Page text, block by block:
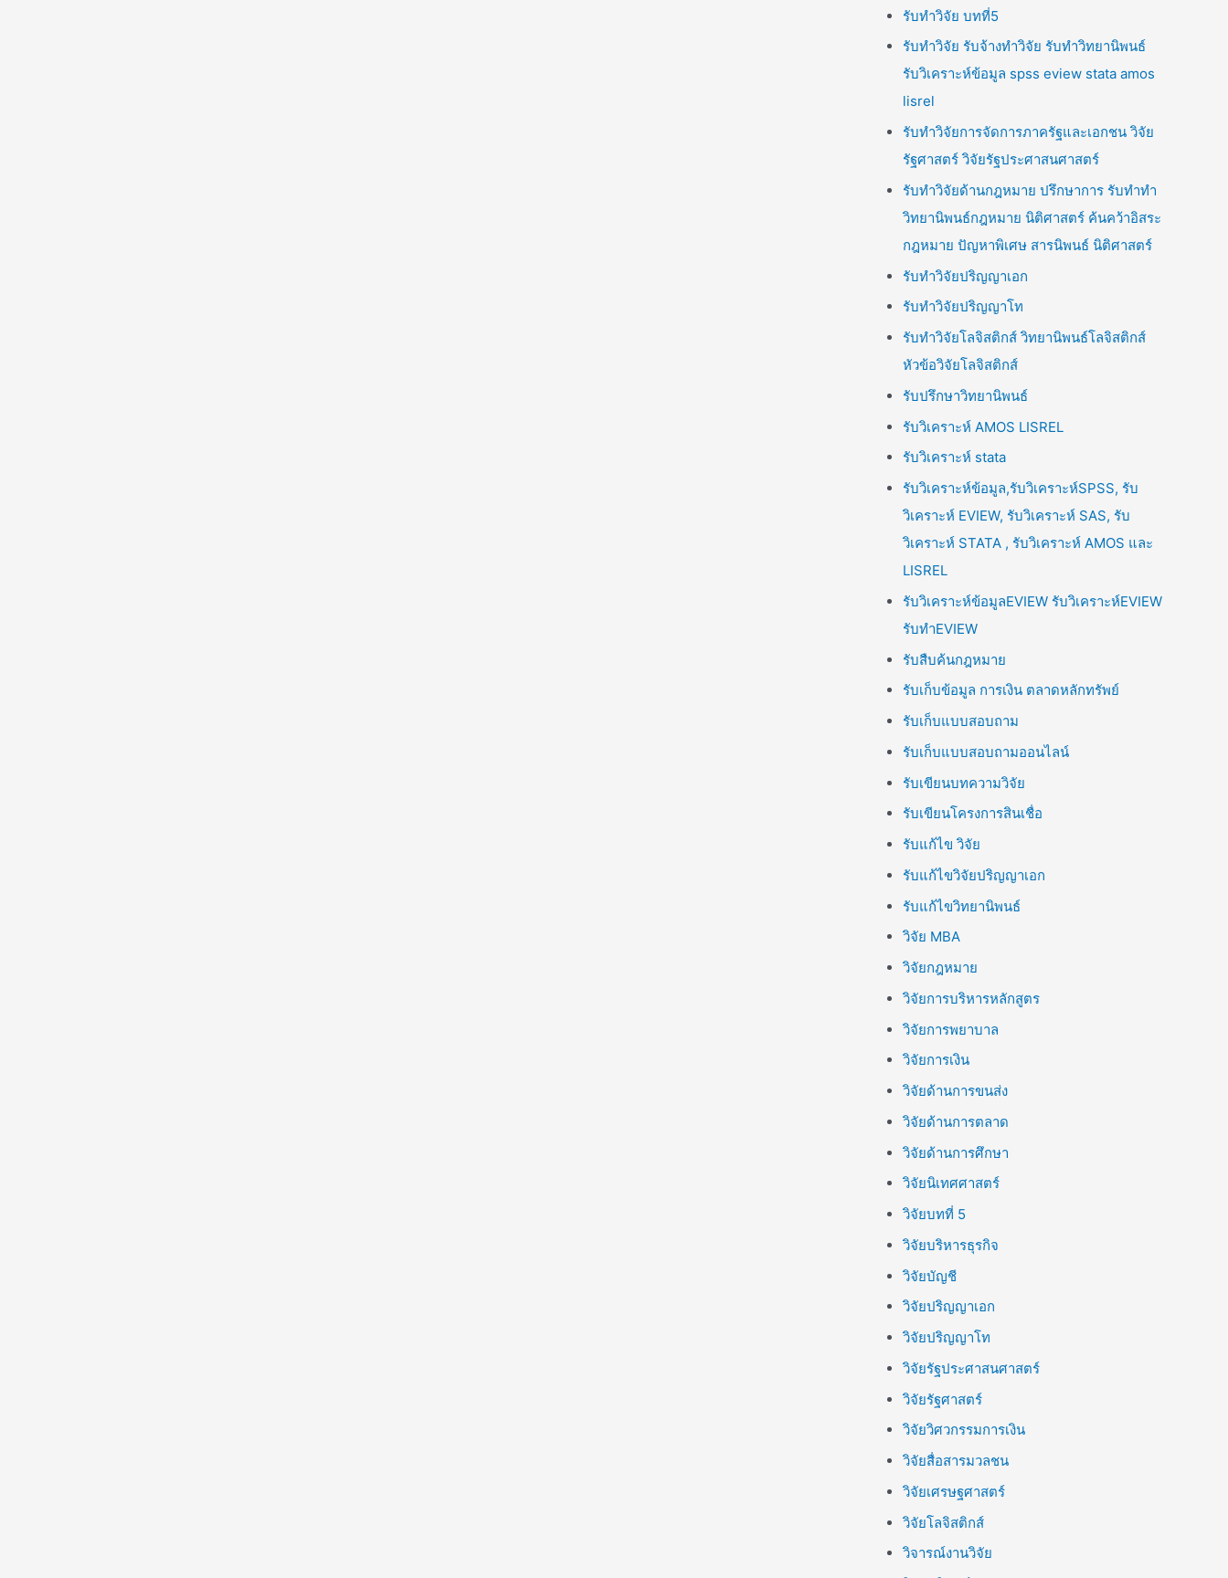
รับทำวิจัย บทที่5
รับทำวิจัย รับจ้างทำวิจัย รับทำวิทยานิพนธ์
รับวิเคราะห์ข้อมูล spss eview stata amos
lisrel
รับทำวิจัยการจัดการภาครัฐและเอกชน วิจัย
รัฐศาสตร์ วิจัยรัฐประศาสนศาสตร์
รับทำวิจัยด้านกฎหมาย ปรึกษาการ รับทำทำ
วิทยานิพนธ์กฎหมาย นิติศาสตร์ ค้นคว้าอิสระ
กฎหมาย ปัญหาพิเศษ สารนิพนธ์ นิติศาสตร์
รับทำวิจัยปริญญาเอก
รับทำวิจัยปริญญาโท
รับทำวิจัยโลจิสติกส์ วิทยานิพนธ์โลจิสติกส์
หัวข้อวิจัยโลจิสติกส์
รับปรึกษาวิทยานิพนธ์
รับวิเคราะห์ AMOS LISREL
รับวิเคราะห์ stata
รับวิเคราะห์ข้อมูล,รับวิเคราะห์SPSS, รับ
วิเคราะห์ EVIEW, รับวิเคราะห์ SAS, รับ
วิเคราะห์ STATA , รับวิเคราะห์ AMOS และ
LISREL
รับวิเคราะห์ข้อมูลEVIEW รับวิเคราะห์EVIEW
รับทำEVIEW
รับสืบค้นกฎหมาย
รับเก็บข้อมูล การเงิน ตลาดหลักทรัพย์
รับเก็บแบบสอบถาม
รับเก็บแบบสอบถามออนไลน์
รับเขียนบทความวิจัย
รับเขียนโครงการสินเชื่อ
รับแก้ไข วิจัย
รับแก้ไขวิจัยปริญญาเอก
รับแก้ไขวิทยานิพนธ์
วิจัย MBA
วิจัยกฎหมาย
วิจัยการบริหารหลักสูตร
วิจัยการพยาบาล
วิจัยการเงิน
วิจัยด้านการขนส่ง
วิจัยด้านการตลาด
วิจัยด้านการศึกษา
วิจัยนิเทศศาสตร์
วิจัยบทที่ 5
วิจัยบริหารธุรกิจ
วิจัยบัญชี
วิจัยปริญญาเอก
วิจัยปริญญาโท
วิจัยรัฐประศาสนศาสตร์
วิจัยรัฐศาสตร์
วิจัยวิศวกรรมการเงิน
วิจัยสื่อสารมวลชน
วิจัยเศรษฐศาสตร์
วิจัยโลจิสติกส์
วิจารณ์งานวิจัย